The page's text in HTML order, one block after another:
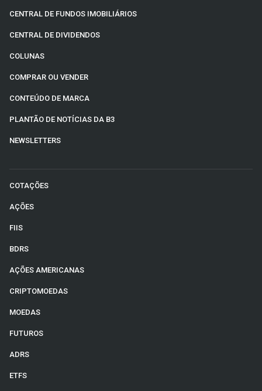
CENTRAL DE FUNDOS IMOBILIÁRIOS
CENTRAL DE DIVIDENDOS
COLUNAS
COMPRAR OU VENDER
CONTEÚDO DE MARCA
PLANTÃO DE NOTÍCIAS DA B3
NEWSLETTERS
COTAÇÕES
AÇÕES
FIIS
BDRS
AÇÕES AMERICANAS
CRIPTOMOEDAS
MOEDAS
FUTUROS
ADRS
ETFS